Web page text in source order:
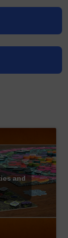
and